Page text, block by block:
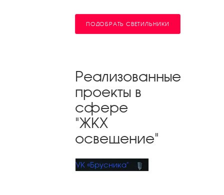
ПОДОБРАТЬ СВЕТИЛЬНИКИ
Реализованные
проекты в
сфере
"ЖКХ
освещение"
УК «Брусника"